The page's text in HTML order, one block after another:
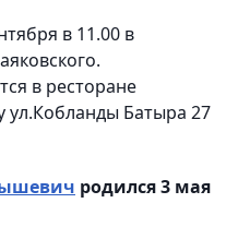
в 11.00 в
в ресторане
Батыра 27
родился 3 мая